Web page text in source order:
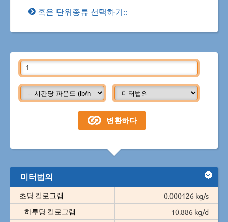
혹은 단위종류 선택하기::
미터법의
초당 킬로그램
0.000126 kg/s
하루당 킬로그램
10.886 kg/d